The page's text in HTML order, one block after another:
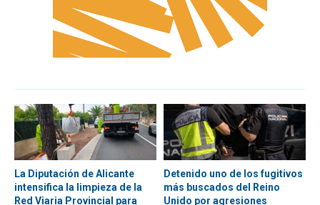
La Diputación de Alicante
intensifica la limpieza de la
Red Viaria Provincial para
Detenido uno de los fugitivos
más buscados del Reino
Unido por agresiones